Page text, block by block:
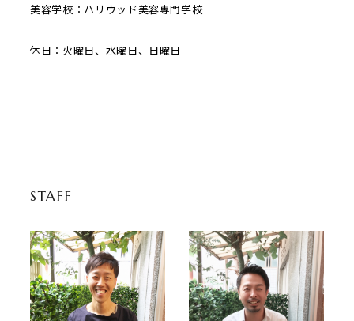
美容学校：ハリウッド美容専門学校
休日：火曜日、水曜日、日曜日
STAFF